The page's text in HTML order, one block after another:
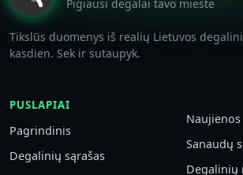
Pigiausi degalai tavo mieste
Tikslūs duomenys iš realių Lietuvos
kasdien. Sek ir sutaupyk.
PUSLAPIAI
Pagrindinis
Degalinių sąrašas
Naujienos
Sanaudų
Degalinių